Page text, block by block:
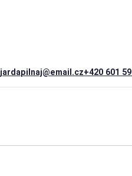
jardapilnaj@email.cz+420 601